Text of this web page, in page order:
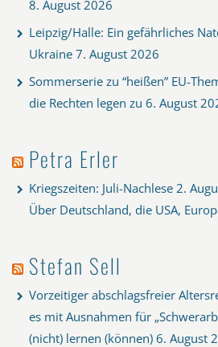
8. August 2026
Leipzig/Halle: Ein gefährliches
Ukraine 7. August 2026
Sommerserie zu “heißen” EU-
die Rechten legen zu 6. August
Petra Erler
Kriegszeiten: Juli-Nachlese 2.
Über Deutschland, die USA,
Stefan Sell
Vorzeitiger abschlagsfreier
es mit Ausnahmen für
(nicht) lernen (können) 6. August